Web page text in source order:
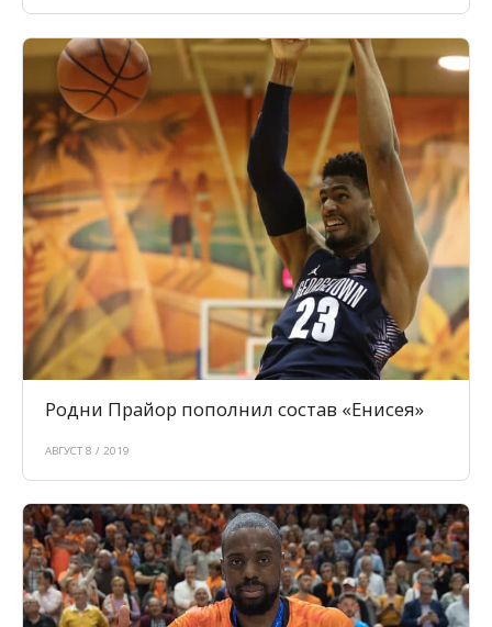
Родни Прайор пополнил состав «Енисея»
АВГУСТ 8 / 2019